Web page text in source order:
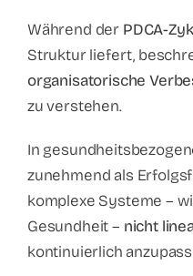
Während der PDCA-
Struktur liefert,
organisatorische
zu verstehen.
In
zunehmend als
komplexe Systeme –
Gesundheit – nicht
kontinuierlich